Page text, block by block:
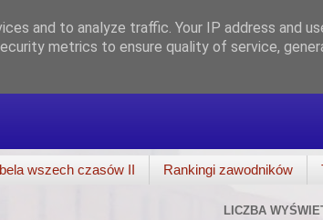
wszech czasów II Rankingi zawodników
LICZBA
and to analyze traffic. Your IP address and
metrics to ensure quality of service,